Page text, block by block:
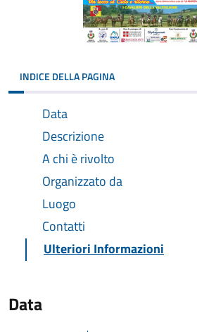
INDICE DELLA PAGINA
Data
Descrizione
A chi è rivolto
Organizzato da
Luogo
Contatti
Ulteriori Informazioni
Data